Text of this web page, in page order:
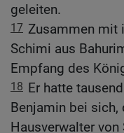
geleiten.
17 Zusammen mit
Schimi aus
Empfang des
18 Er hatte
Benjamin bei sich,
Hausverwalter